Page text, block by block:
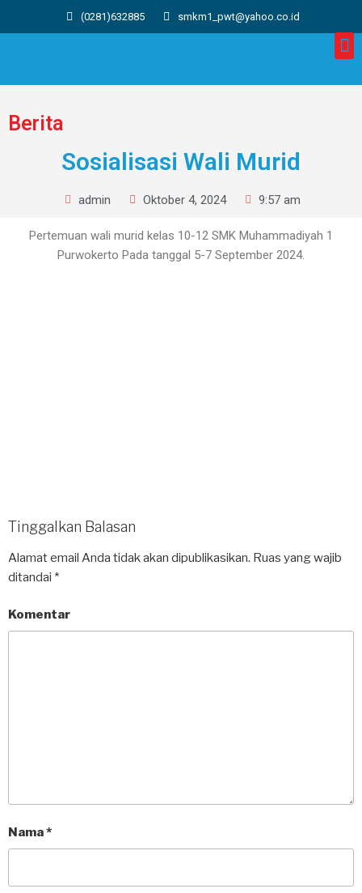
(0281)632885 smkm1_pwt@yahoo.co.id
Berita
Sosialisasi Wali Murid
admin Oktober 4, 2024 9:57 am
Pertemuan wali murid kelas 10-12 SMK Muhammadiyah 1
Purwokerto Pada tanggal 5-7 September 2024.
Tinggalkan Balasan
Alamat email Anda tidak akan dipublikasikan. Ruas yang wajib
ditandai *
Komentar
Nama*